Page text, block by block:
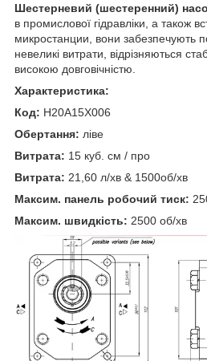
Шестерневий (шестеренний)
в промислової гідравліки, а також
микростанции, вони забезпечують
невеликі витрати, відрізняються
високою довговічністю.
Характеристика:
Код: H20A15X006
Обертання: ліве
Витрата: 15 куб. см / про
Витрата: 21,60 л/хв & 1500об/хв
Максим. панель робочий тиск:
Максим. швидкість: 2500 об/хв